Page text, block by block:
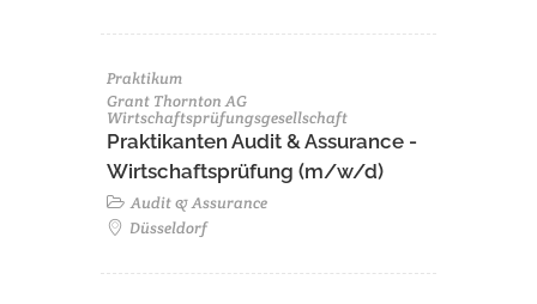
Praktikum
Grant Thornton AG
Wirtschaftsprüfungsgesellschaft
Praktikanten Audit & Assurance -
Wirtschaftsprüfung (m/w/d)
Audit & Assurance
Düsseldorf